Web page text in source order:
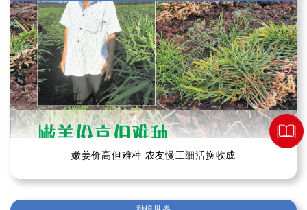
嫩姜价高但难种 农友慢工细活换收成